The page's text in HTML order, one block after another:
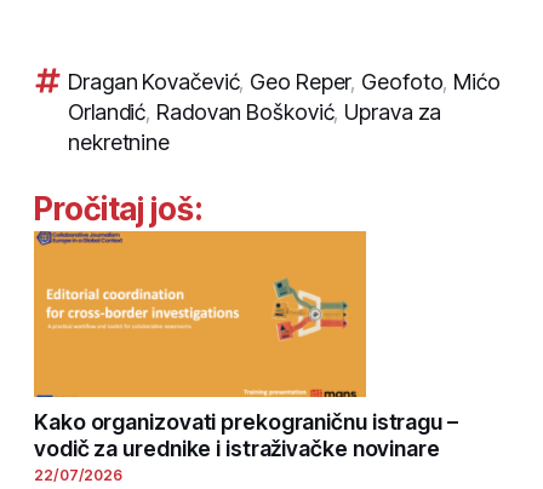
Dragan Kovačević, Geo Reper, Geofoto, Mićo
Orlandić, Radovan Bošković, Uprava za
nekretnine
Pročitaj još:
Kako organizovati prekograničnu istragu –
vodič za urednike i istraživačke novinare
22/07/2026